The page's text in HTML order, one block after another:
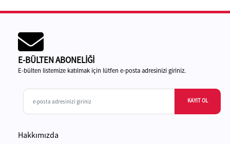
E-BÜLTEN ABONELİĞİ
E-bülten listemize katılmak için lütfen e-posta adresinizi giriniz.
KAYIT OL
Hakkımızda